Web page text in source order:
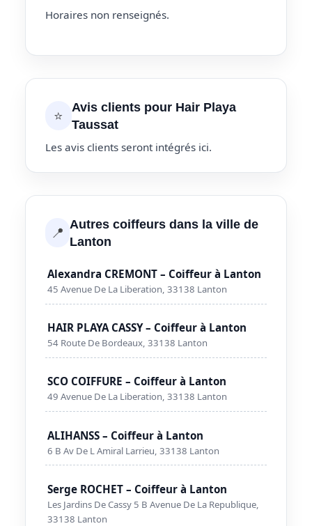
Horaires non renseignés.
⭐
Avis clients pour Hair Playa
Taussat
Les avis clients seront intégrés ici.
📍 Autres coiffeurs dans la ville de
Lanton
Alexandra CREMONT – Coiffeur à Lanton
45 Avenue De La Liberation, 33138 Lanton
HAIR PLAYA CASSY – Coiffeur à Lanton
54 Route De Bordeaux, 33138 Lanton
SCO COIFFURE – Coiffeur à Lanton
49 Avenue De La Liberation, 33138 Lanton
ALIHANSS – Coiffeur à Lanton
6 B Av De L Amiral Larrieu, 33138 Lanton
Serge ROCHET – Coiffeur à Lanton
Les Jardins De Cassy 5 B Avenue De La Republique,
33138 Lanton